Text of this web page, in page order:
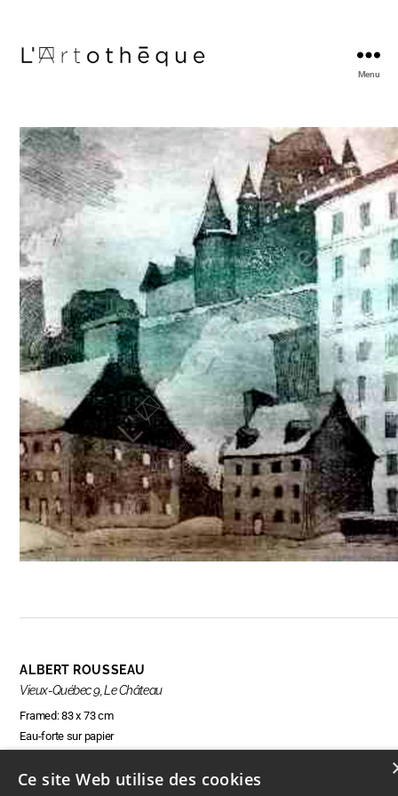
Menu
ALBERT ROUSSEAU
Vieux-Québec 9, Le Château
Framed: 83 x 73 cm
Eau-forte sur papier
Ce site Web utilise des cookies